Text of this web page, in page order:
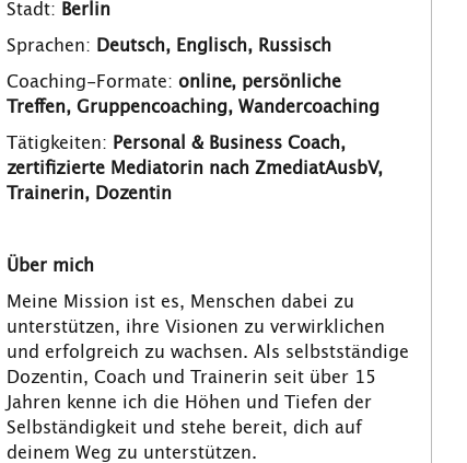
Stadt: Berlin
Sprachen: Deutsch, Englisch, Russisch
Coaching-Formate: online, persönliche
Treffen, Gruppencoaching, Wandercoaching
Tätigkeiten: Personal & Business Coach,
zertifizierte Mediatorin nach ZmediatAusbV,
Trainerin, Dozentin
Über mich
Meine Mission ist es, Menschen dabei zu
unterstützen, ihre Visionen zu verwirklichen
und erfolgreich zu wachsen. Als selbstständige
Dozentin, Coach und Trainerin seit über 15
Jahren kenne ich die Höhen und Tiefen der
Selbständigkeit und stehe bereit, dich auf
deinem Weg zu unterstützen.